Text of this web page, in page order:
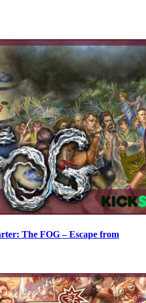
The FOG – Escape from